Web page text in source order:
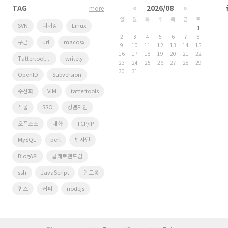
TAG
SVN 디버깅 Linux
구근 url macosx
Tattertools plugin writely
OpenID Subversion
수선화 VIM tattertools
식물 SSO 킹벤자민
오픈소스 대화 TCP/IP
MySQL perl 벤자민
BlogAPI 클레로덴드럼
ssh JavaScript 덴드롱
퀴즈 커피 nodejs
more « 2026/08 »
일 월 화 수 목 금
토
1
2
3 4 5 6 7
8
9
10 11 12 13 14
15
16
17 18 19 20 21
22
23
24 25 26 27 28
29
30
31